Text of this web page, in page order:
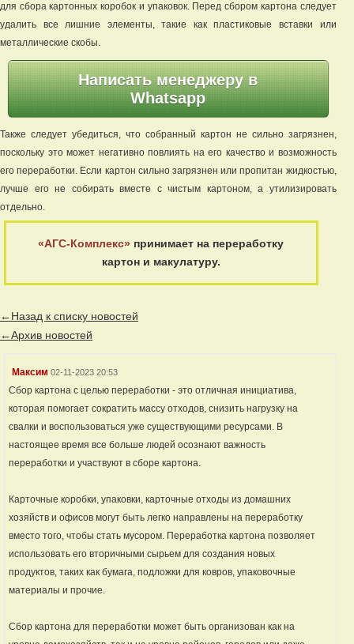
для сбора картонных коробок и упаковок. Перед сбором картона следует
удалить все лишние элементы, такие как пластиковые вставки или
металлические скобы.
Написать менеджеру в
Whatsapp
Также следует убедиться, что собранный картон не сильно загрязнен,
поскольку это может негативно повлиять на его качество и возможность
его переработки. Если картон сильно загрязнен или пропитан жидкостью,
лучше его не собирать вместе с чистым картоном, а утилизировать
отдельно.
«АГС-Комплекс» принимает на переработку
картон и макулатуру.
←Назад к списку новостей
←Архив новостей
Максим 02-11-2023 20:53
Сбор картона с целью переработки - это отличная инициатива,
которая помогает сократить массу отходов, снизить нагрузку на
свалки и воспользоваться уже существующими ресурсами. В
настоящее время все больше людей осознают важность
переработки и участвуют в сборе картона.
Карточные коробки, упаковки, карточные отходы из домашних
хозяйств и офисов могут быть легко направлены на переработку
вместо того, чтобы стать мусором. Переработка картона позволяет
использовать его вторичными сырьем для создания новых
продуктов, таких как бумага, подложки для ковров, упаковочные
материалы и прочие.
Сбор картона для переработки может быть организован как на